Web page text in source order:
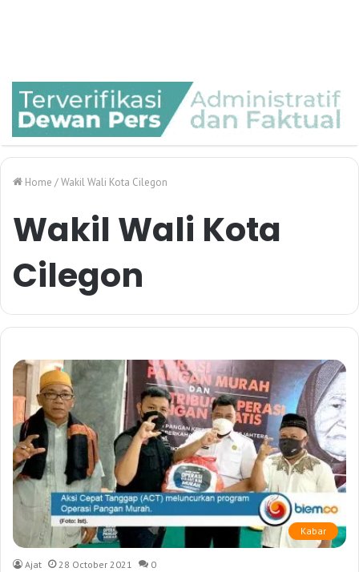
Home /Wakil Wali Kota Cilegon
Wakil Wali Kota
Cilegon
Kabar
Ajat 28 October 2021 0